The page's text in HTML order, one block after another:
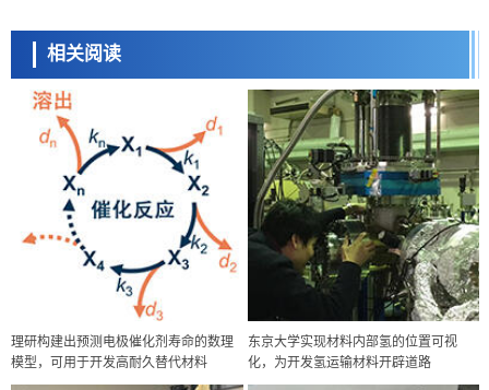
相关阅读
理研构建出预测电极催化剂寿命的数理
模型，可用于开发高耐久替代材料
东京大学实现材料内部氢的位置可视
化，为开发氢运输材料开辟道路